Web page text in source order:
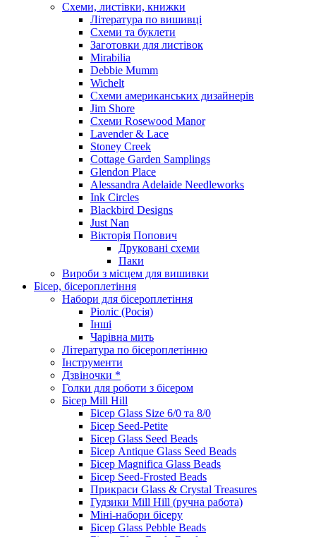
Схеми, листівки, книжки
Література по вишивці
Схеми та буклети
Заготовки для листівок
Mirabilia
Debbie Mumm
Wichelt
Схеми американських дизайнерів
Jim Shore
Cхеми Rosewood Manor
Lavender & Lace
Stoney Creek
Cottage Garden Samplings
Glendon Place
Alessandra Adelaide Needleworks
Ink Circles
Blackbird Designs
Just Nan
Вікторія Попович
Друковані схеми
Паки
Вироби з місцем для вишивки
Бісер, бісероплетіння
Набори для бісероплетіння
Ріоліс (Росія)
Інші
Чарівна мить
Література по бісероплетінню
Інструменти
Дзвіночки *
Голки для роботи з бісером
Бісер Mill Hill
Бісер Glass Size 6/0 та 8/0
Бісер Seed-Petite
Бісер Glass Seed Beads
Бісер Antique Glass Seed Beads
Бісер Magnifica Glass Beads
Бісер Seed-Frosted Beads
Прикраси Glass & Crystal Treasures
Гудзики Mill Hill (ручна работа)
Міні-набори бісеру
Бісер Glass Pebble Beads